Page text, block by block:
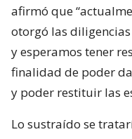
afirmó que
otorgó las
y esperamos tener
finalidad de poder
y poder restituir las
Lo sustraído se